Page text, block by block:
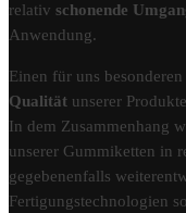
relativ schonende
Anwendung.
Einen für uns
Qualität unserer
In dem Zusammenhang
unserer Gummiketten in
gegebenenfalls
Fertigungstechnologien